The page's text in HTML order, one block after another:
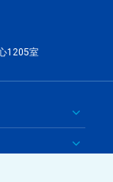
1205室